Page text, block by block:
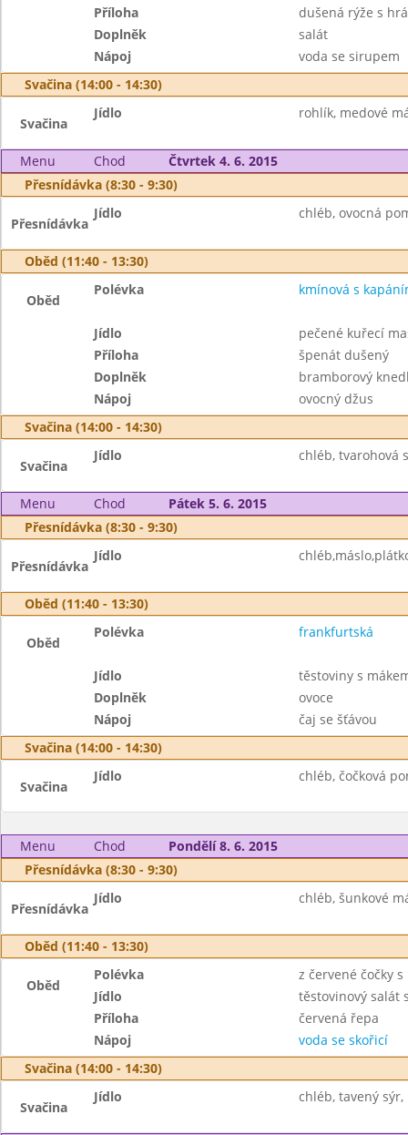
Příloha
dušená rýže s
Doplněk
salát
Nápoj
voda se sirupem
Svačina (14:00 - 14:30)
Svačina
Jídlo rohlík, medové
Menu Chod
Čtvrtek 4. 6. 2015
Přesnídávka (8:30 - 9:30)
Přesnídávka
Jídlo chléb, ovocná
Oběd (11:40 - 13:30)
Oběd
Polévka kmínová s
Jídlo
pečené kuřecí
Příloha
špenát dušený
Doplněk
bramborový
Nápoj
ovocný džus
Svačina (14:00 - 14:30)
Svačina
Jídlo chléb, tvarohová
Menu Chod
Pátek 5. 6. 2015
Přesnídávka (8:30 - 9:30)
Přesnídávka
Jídlo
Oběd (11:40 - 13:30)
Oběd
Polévka frankfurtská
Jídlo
těstoviny s
Doplněk
ovoce
Nápoj
čaj se šťávou
Svačina (14:00 - 14:30)
Svačina
Jídlo chléb, čočková
Menu Chod
Pondělí 8. 6. 2015
Přesnídávka (8:30 - 9:30)
Přesnídávka
Jídlo chléb, šunkové
Oběd (11:40 - 13:30)
Oběd
Polévka
z červené čočky
Jídlo
těstovinový salát
Příloha
červená řepa
Nápoj
voda se skořicí
Svačina (14:00 - 14:30)
Svačina
Jídlo chléb, tavený